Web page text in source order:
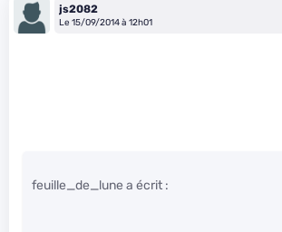
js2082
Le 15/09/2014 à 12h01
feuille_de_lune a écrit :